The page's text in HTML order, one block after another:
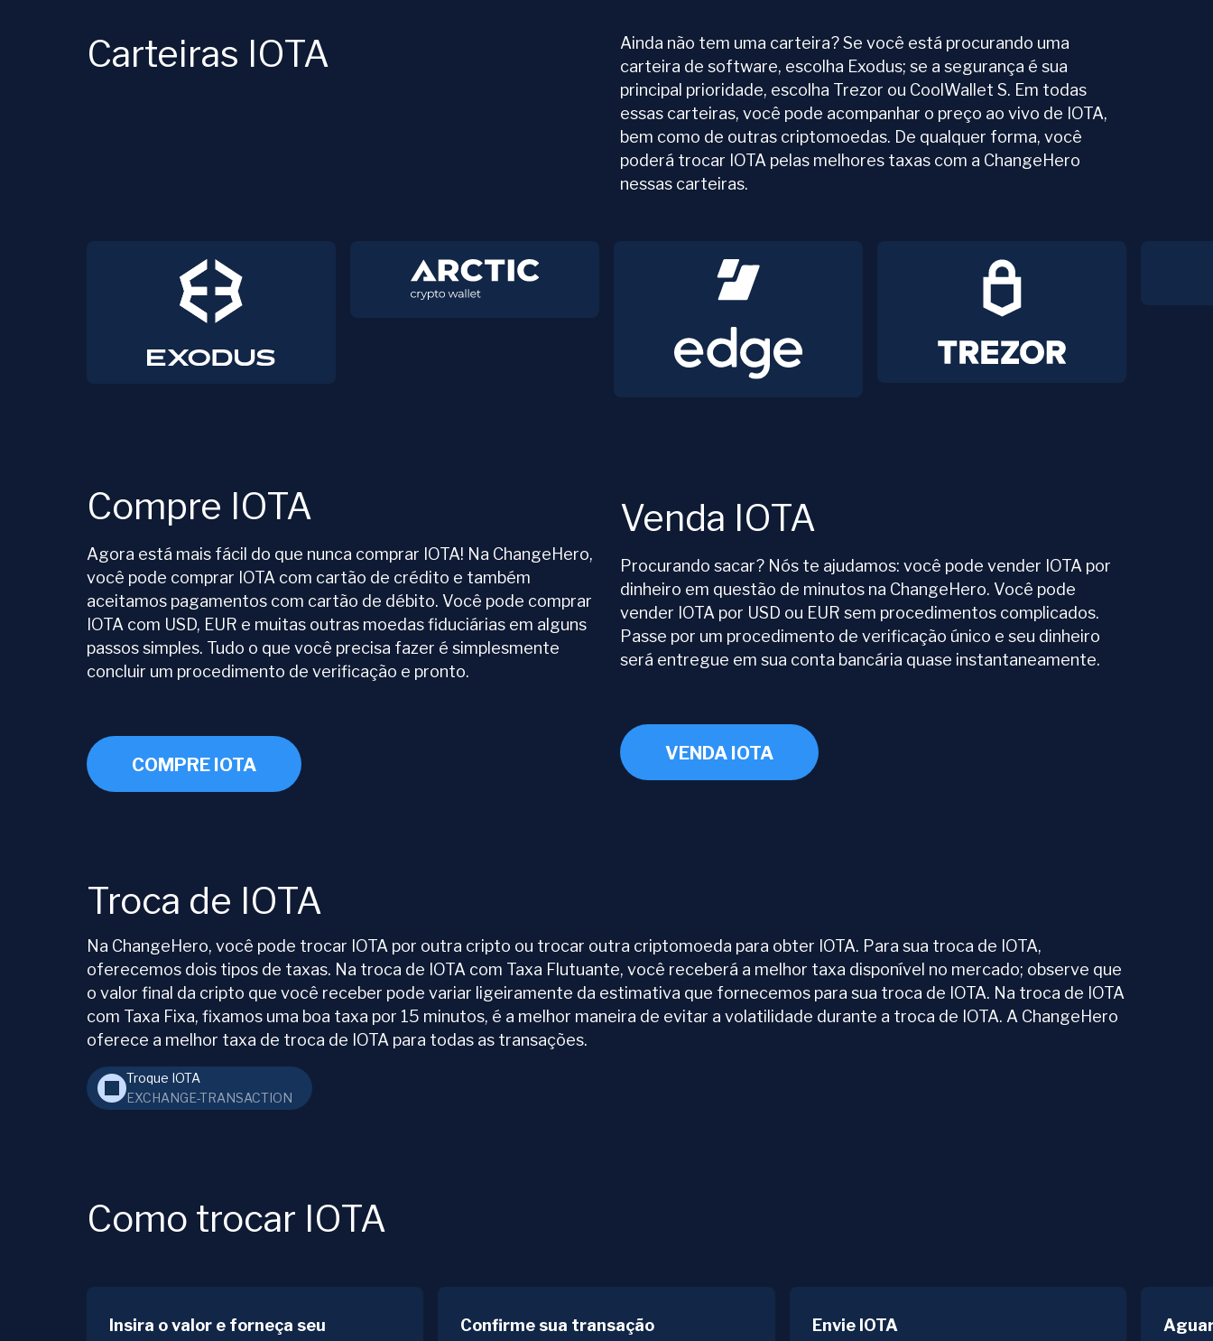
Carteiras IOTA
Ainda não tem uma carteira? Se você está procurando uma
carteira de software, escolha Exodus; se a segurança é sua
principal prioridade, escolha Trezor ou CoolWallet S. Em todas
essas carteiras, você pode acompanhar o preço ao vivo de IOTA,
bem como de outras criptomoedas. De qualquer forma, você
poderá trocar IOTA pelas melhores taxas com a ChangeHero
nessas carteiras.
Compre IOTA
Agora está mais fácil do que nunca comprar IOTA! Na ChangeHero,
você pode comprar IOTA com cartão de crédito e também
aceitamos pagamentos com cartão de débito. Você pode comprar
IOTA com USD, EUR e muitas outras moedas fiduciárias em alguns
passos simples. Tudo o que você precisa fazer é simplesmente
concluir um procedimento de verificação e pronto.
COMPRE IOTA
Venda IOTA
Procurando sacar? Nós te ajudamos: você pode vender IOTA por
dinheiro em questão de minutos na ChangeHero. Você pode
vender IOTA por USD ou EUR sem procedimentos complicados.
Passe por um procedimento de verificação único e seu dinheiro
será entregue em sua conta bancária quase instantaneamente.
VENDA IOTA
Troca de IOTA
Na ChangeHero, você pode trocar IOTA por outra cripto ou trocar outra criptomoeda para obter IOTA. Para sua troca de IOTA,
oferecemos dois tipos de taxas. Na troca de IOTA com Taxa Flutuante, você receberá a melhor taxa disponível no mercado; observe que
o valor final da cripto que você receber pode variar ligeiramente da estimativa que fornecemos para sua troca de IOTA. Na troca de IOTA
com Taxa Fixa, fixamos uma boa taxa por 15 minutos, é a melhor maneira de evitar a volatilidade durante a troca de IOTA. A ChangeHero
oferece a melhor taxa de troca de IOTA para todas as transações.
Troque IOTA
EXCHANGE-TRANSACTION
Como trocar IOTA
Insira o valor e forneça seu
Confirme sua transação Envie IOTA